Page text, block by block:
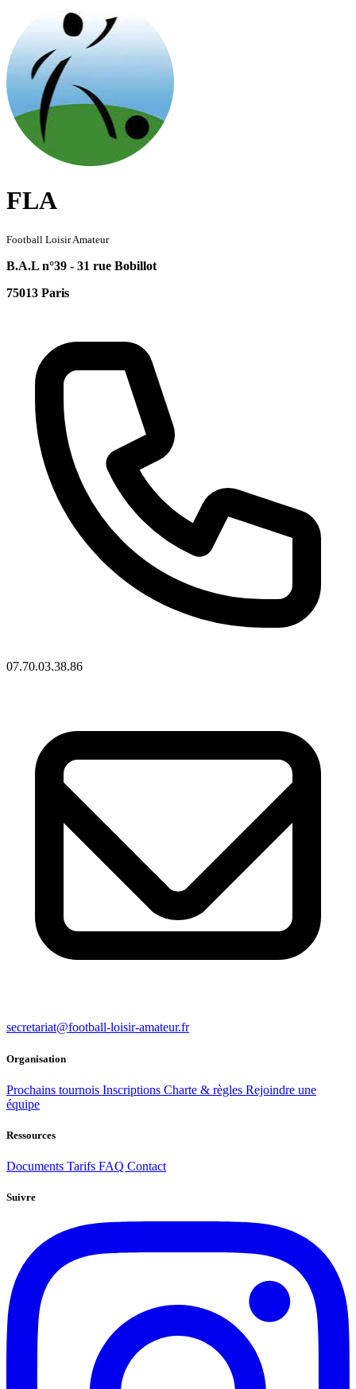
FLA
Football Loisir Amateur
B.A.L n°39 - 31 rue Bobillot
75013 Paris
07.70.03.38.86
secretariat@football-loisir-amateur.fr
Organisation
Prochains tournois Inscriptions Charte & règles Rejoindre une
équipe
Ressources
Documents Tarifs FAQ Contact
Suivre